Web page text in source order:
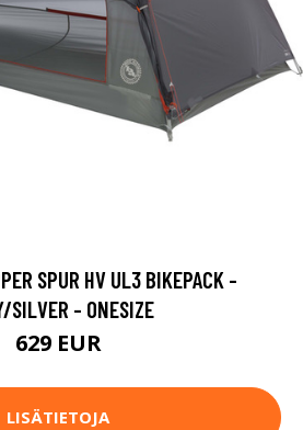
SPUR HV UL3 BIKEPACK -
SILVER - ONESIZE
629 EUR
LISÄTIETOJA